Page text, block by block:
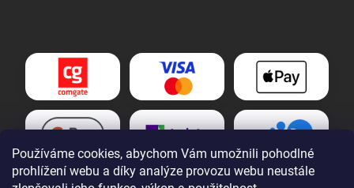
Používáme cookies, abychom Vám umožnili pohodlné
prohlížení webu a díky analýze provozu webu neustále